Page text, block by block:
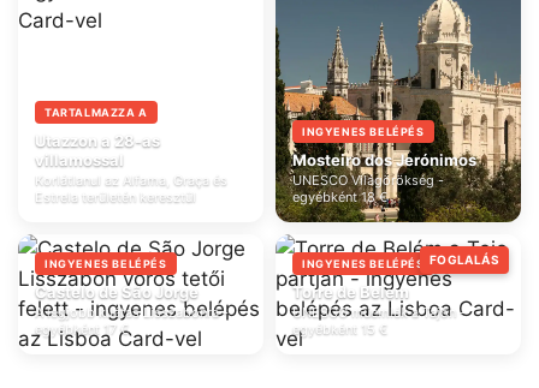
TARTALMAZZA A
Utazzon a 28-as
villamossal
Korlátlanul az Alfama, Graça és
Estrela területén keresztül
INGYENES BELÉPÉS
Mosteiro dos Jerónimos
UNESCO Világörökség -
egyébként 18 €
INGYENES BELÉPÉS
Castelo de São Jorge
A legjobb kilátás Lisszabonra -
egyébként 17 €
FOGLALÁS
INGYENES BELÉPÉS
Torre de Belém
UNESCO műemlék a Tajón -
egyébként 15 €